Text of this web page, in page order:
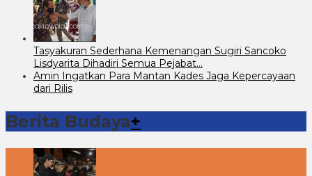
Tasyakuran Sederhana Kemenangan Sugiri Sancoko
Lisdyarita Dihadiri Semua Pejabat…
Amin Ingatkan Para Mantan Kades Jaga Kepercayaan
dari Rilis
Berita Budaya+